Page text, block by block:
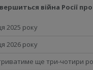
війна Росії
2025 року
2026 року
ще три-чотири